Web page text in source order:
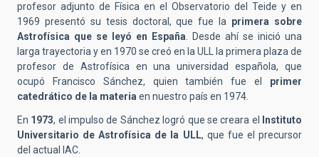
profesor adjunto de Física en el Observatorio del Teide y en
1969 presentó su tesis doctoral, que fue la primera sobre
Astrofísica que se leyó en España. Desde ahí se inició una
larga trayectoria y en 1970 se creó en la ULL la primera plaza de
profesor de Astrofísica en una universidad española, que
ocupó Francisco Sánchez, quien también fue el primer
catedrático de la materiaen nuestro país en 1974.
En 1973, el impulso de Sánchez logró que se creara el
Instituto
Universitario de Astrofísica de la ULL, que fue el precursor
del actual IAC.